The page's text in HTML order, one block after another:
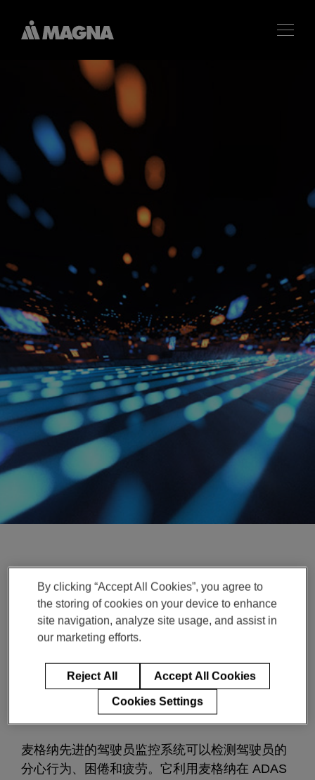
Enter
search
terms
搜索
驾驶员监控系统：减少分心
驾驶，拯救生命
麦格纳人 产品技术 社会责任
Peter Spencley, 全球产品经理一月 03, 20233-min read
麦格纳先进的驾驶员监控系统可以检测驾驶员的
分心行为、困倦和疲劳。它利用麦格纳在 ADAS
By clicking “Accept All Cookies”, you agree to
the storing of cookies on your device to enhance
site navigation, analyze site usage, and assist in
our marketing efforts.
Reject All Accept All Cookies
Cookies Settings